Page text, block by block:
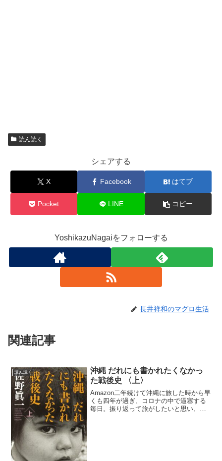
読ん読く
シェアする
X Facebook はてブ
Pocket LINE コピー
YoshikazuNagaiをフォローする
長井祥和のマグロ生活
関連記事
読ん読く
沖縄 だれにも書かれたくなかっ
た戦後史 〈上〉
Amazon二年続けて沖縄に旅した時から早
くも四年が過ぎ、コロナの中で逼塞する
毎日。振り返って旅がしたいと思い、本